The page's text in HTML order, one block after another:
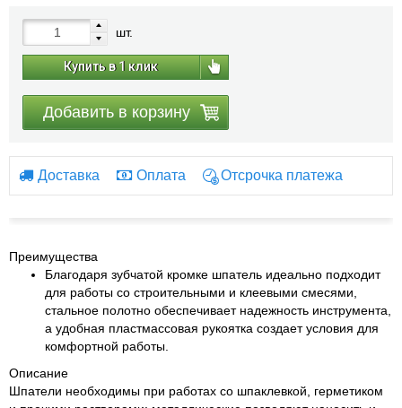
шт.
Купить в 1 клик
Добавить в корзину
Доставка Оплата Отсрочка платежа
Преимущества
Благодаря зубчатой кромке шпатель идеально подходит
для работы со строительными и клеевыми смесями,
стальное полотно обеспечивает надежность инструмента,
а удобная пластмассовая рукоятка создает условия для
комфортной работы.
Описание
Шпатели необходимы при работах со шпаклевкой, герметиком